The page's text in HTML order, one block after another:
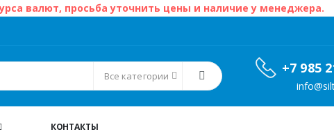
валют, просьба уточнить цены и наличие у менеджера.
Все категории +7 985
КОНТАКТЫ